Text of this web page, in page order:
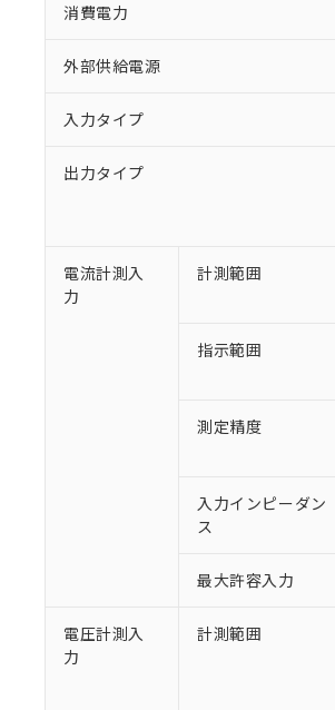
消費電力
外部供給電源
入力タイプ
出力タイプ
電流計測入
力
計測範囲
指示範囲
測定精度
入力インピーダン
ス
最大許容入力
電圧計測入
力
計測範囲